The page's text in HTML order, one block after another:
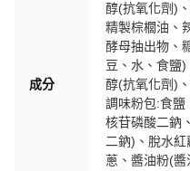
成分
醇(抗氧化劑)
精製棕櫚油、
酵母抽出物、
豆、水、食鹽
醇(抗氧化劑)
調味粉包:食鹽
核苷磷酸二鈉
二鈉)、脫水
蔥、醬油粉(醬